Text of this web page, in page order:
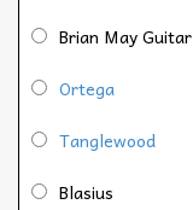
Brian May Guitar
Ortega
Tanglewood
Blasius